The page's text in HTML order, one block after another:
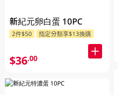
新紀元卵白蛋 10PC
2件$50 指定分類享$13換購
$36.00